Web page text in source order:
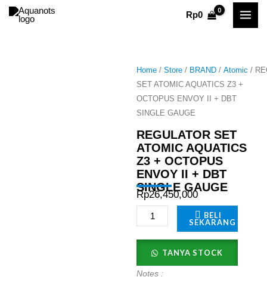
Skip
Rp0
Home /Store / BRAND /Atomic /
SET ATOMIC AQUATICS Z3 +
OCTOPUS ENVOY II + DBT
SINGLE GAUGE
REGULATOR SET
ATOMIC AQUATICS
Z3 + OCTOPUS
ENVOY II + DBT
SINGLE GAUGE
Rp26,450,000
REGULATOR
SET
Z3
BELI
SEKARANG
TANYA STOCK
Notes :